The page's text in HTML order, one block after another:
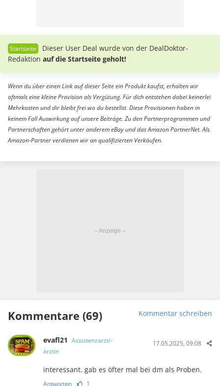
Dieser User Deal wurde von der DealDoktor-
Redaktion auf die Startseite geholt!
Wenn du über einen Link auf dieser Seite ein Produkt kaufst, erhalten wir
oftmals eine kleine Provision als Vergütung. Für dich entstehen dabei keinerlei
Mehrkosten und dir bleibt frei wo du bestellst. Diese Provisionen haben in
keinem Fall Auswirkung auf unsere Beiträge. Zu den Partnerprogrammen und
Partnerschaften gehört unter anderem eBay und das Amazon PartnerNet. Als
Amazon-Partner verdienen wir an qualifizierten Verkäufen.
Kommentare (69) Kommentar schreiben
evafl21 Assistenzarzt/-
ärztin
17.05.2025, 09:08
interessant. gab es öfter mal bei dm als Proben.
Antworten 1